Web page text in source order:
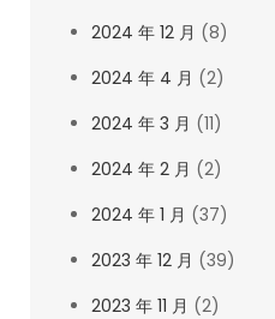
2024 年 12 月 (8)
2024 年 4 月 (2)
2024 年 3 月 (11)
2024 年 2 月 (2)
2024 年 1 月 (37)
2023 年 12 月 (39)
2023 年 11 月 (2)